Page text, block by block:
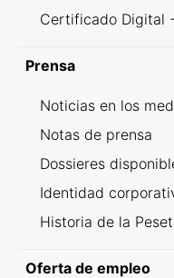
Certificado Digital
Prensa
Noticias en los
Notas de prensa
Dossieres
Identidad
Historia de la
Oferta de empleo